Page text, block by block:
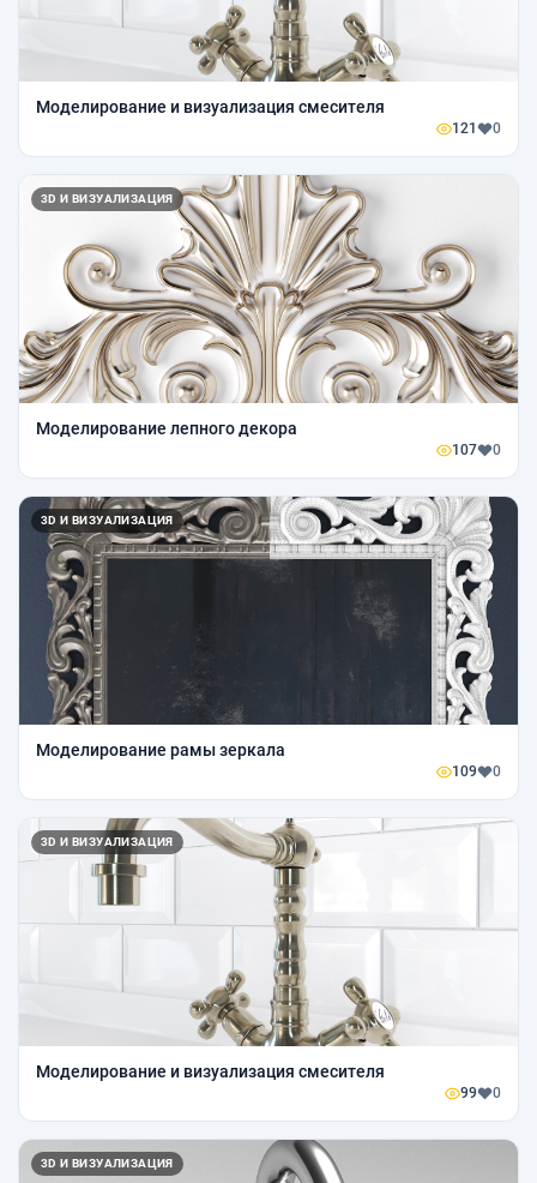
Моделирование и визуализация смесителя
121 0
3D И ВИЗУАЛИЗАЦИЯ
Моделирование лепного декора
107 0
3D И ВИЗУАЛИЗАЦИЯ
Моделирование рамы зеркала
109 0
3D И ВИЗУАЛИЗАЦИЯ
Моделирование и визуализация смесителя
99 0
3D И ВИЗУАЛИЗАЦИЯ